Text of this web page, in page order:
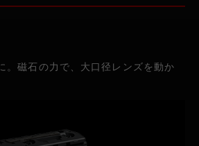
。磁石の力で、大口径レンズを動か